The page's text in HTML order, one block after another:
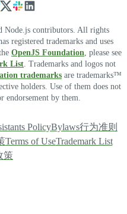
Node.js contributors. All rights
registered trademarks and uses
OpenJS Foundation , please see
List . Trademarks and logos not
trademarks are trademarks™
holders. Use of them does not
by them.
PolicyBylaws行为准则
Terms of UseTrademark List
策